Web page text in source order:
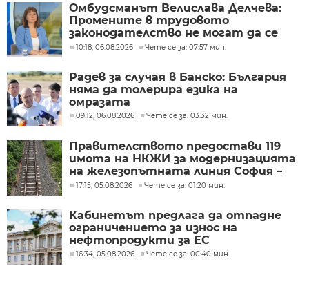
Омбудсманът Велислава Делчева:
Промените в трудовото
законодателство не могат да се
правят през бюджета
10:18, 06.08.2026 Чете се за: 07:57 мин.
Радев за случая в Банско: България
няма да толерира езика на
омразата
09:12, 06.08.2026 Чете се за: 03:32 мин.
Правителството предостави 119
имота на НКЖИ за модернизацията
на железопътната линия София –
Пловдив
17:15, 05.08.2026 Чете се за: 01:20 мин.
Кабинетът предлага да отпадне
ограничението за износ на
нефтопродукти за ЕС
16:34, 05.08.2026 Чете се за: 00:40 мин.